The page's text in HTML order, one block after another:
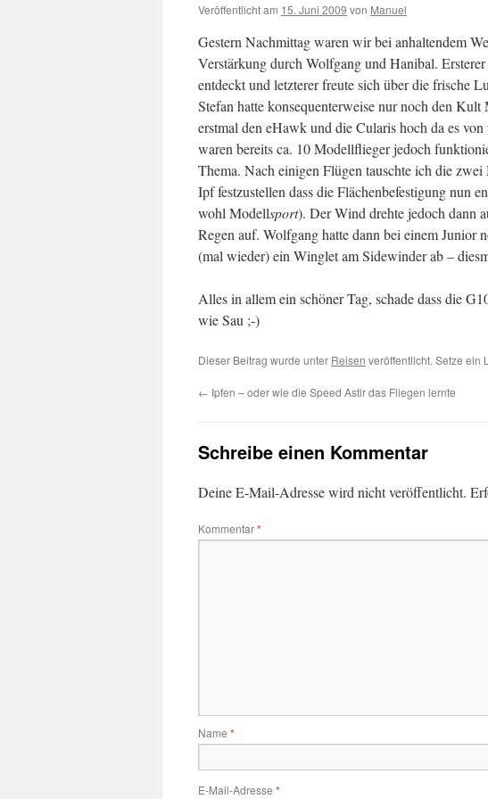
Veröffentlicht am 15. Juni 2009 von Manuel
Gestern Nachmittag waren wir bei anhaltendem
Verstärkung durch Wolfgang und Hanibal.
entdeckt und letzterer freute sich über die frische
Stefan hatte konsequenterweise nur noch den
erstmal den eHawk und die Cularis hoch da es
waren bereits ca. 10 Modellflieger jedoch
Thema. Nach einigen Flügen tauschte ich die
Ipf festzustellen dass die Flächenbefestigung nun
wohl Modellsport). Der Wind drehte jedoch dann
Regen auf. Wolfgang hatte dann bei einem Junior
(mal wieder) ein Winglet am Sidewinder ab –
Alles in allem ein schöner Tag, schade dass die
wie Sau ;-)
Dieser Beitrag wurde unter Reisen veröffentlicht. Setze ein
← Ipfen – oder wie die Speed Astir das Fliegen lernte
Schreibe einen Kommentar
Deine E-Mail-Adresse wird nicht veröffentlicht.
Kommentar*
Name *
E-Mail-Adresse *